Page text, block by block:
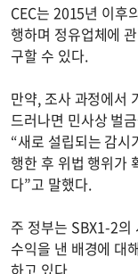
CEC는 2015년 이후
행하며 정유업체에
구할 수 있다.
만약, 조사 과정에서
드러나면 민사상 벌
“새로 설립되는 감시
행한 후 위법 행위가
다”고 말했다.
주 정부는 SBX1-2의
수익을 낸 배경에 대
하고 있다.